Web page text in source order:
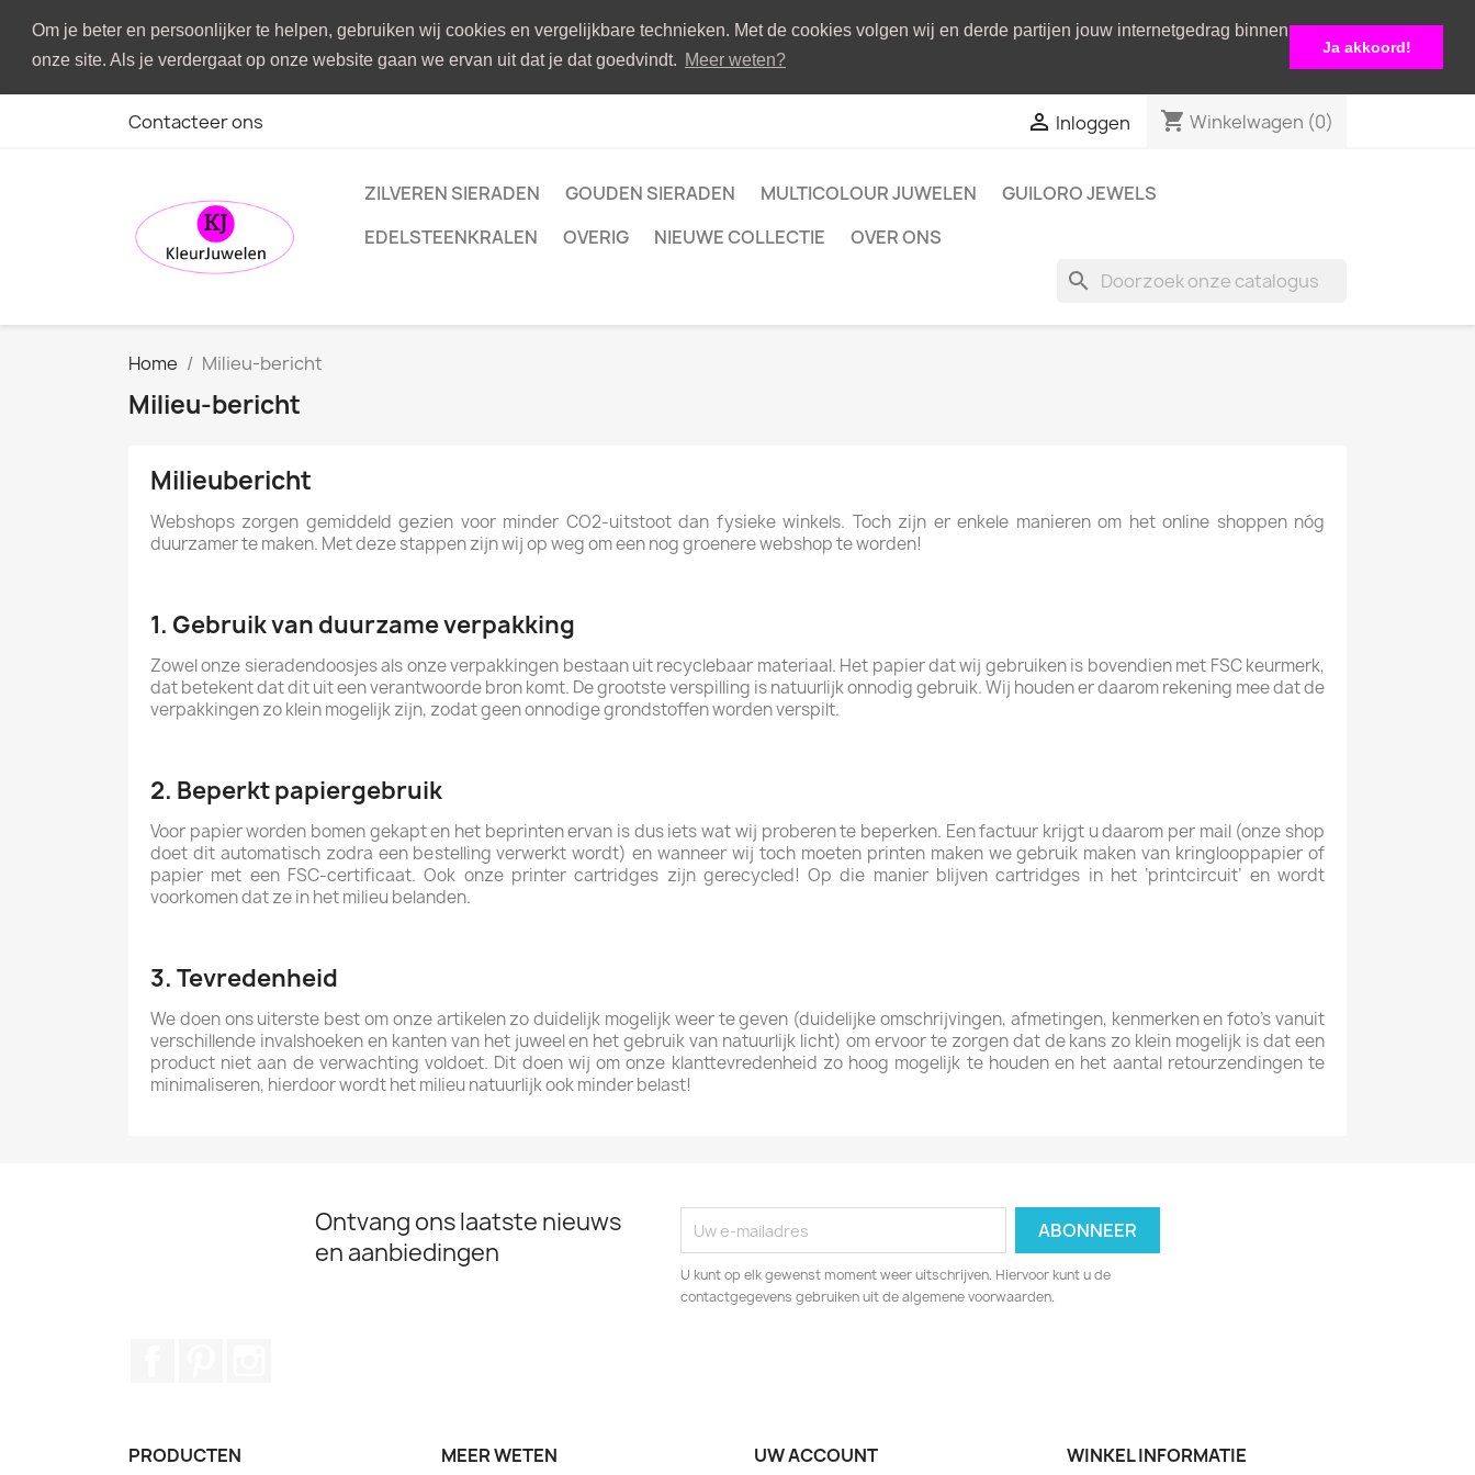
Om je beter en persoonlijker te helpen, gebruiken wij cookies en vergelijkbare technieken. Met de cookies volgen wij en derde partijen jouw internetgedrag binnen
onze site. Als je verdergaat op onze website gaan we ervan uit dat je dat goedvindt. Meer weten?
Ja akkoord!
Contacteer ons  Inloggen shopping_cart Winkelwagen (0)
ZILVEREN SIERADEN GOUDEN SIERADEN MULTICOLOUR JUWELEN
GUILORO JEWELS
EDELSTEENKRALEN
OVERIG NIEUWE COLLECTIE OVER ONS
search
Home Milieu-bericht
Milieu-bericht
Milieubericht
Webshops zorgen gemiddeld gezien voor minder CO2-uitstoot dan fysieke winkels. Toch zijn er enkele manieren om het online shoppen nóg
duurzamer te maken. Met deze stappen zijn wij op weg om een nog groenere webshop te worden!
1. Gebruik van duurzame verpakking
Zowel onze sieradendoosjes als onze verpakkingen bestaan uit recyclebaar materiaal. Het papier dat wij gebruiken is bovendien met FSC keurmerk,
dat betekent dat dit uit een verantwoorde bron komt. De grootste verspilling is natuurlijk onnodig gebruik. Wij houden er daarom rekening mee dat de
verpakkingen zo klein mogelijk zijn, zodat geen onnodige grondstoffen worden verspilt.
2. Beperkt papiergebruik
Voor papier worden bomen gekapt en het beprinten ervan is dus iets wat wij proberen te beperken. Een factuur krijgt u daarom per mail (onze shop
doet dit automatisch zodra een bestelling verwerkt wordt) en wanneer wij toch moeten printen maken we gebruik maken van kringlooppapier of
papier met een FSC-certificaat. Ook onze printer cartridges zijn gerecycled! Op die manier blijven cartridges in het ‘printcircuit’ en wordt
voorkomen dat ze in het milieu belanden.
3. Tevredenheid
We doen ons uiterste best om onze artikelen zo duidelijk mogelijk weer te geven (duidelijke omschrijvingen, afmetingen, kenmerken en foto’s vanuit
verschillende invalshoeken en kanten van het juweel en het gebruik van natuurlijk licht) om ervoor te zorgen dat de kans zo klein mogelijk is dat een
product niet aan de verwachting voldoet. Dit doen wij om onze klanttevredenheid zo hoog mogelijk te houden en het aantal retourzendingen te
minimaliseren, hierdoor wordt het milieu natuurlijk ook minder belast!
Ontvang ons laatste nieuws
en aanbiedingen
U kunt op elk gewenst moment weer uitschrijven. Hiervoor kunt u de
contactgegevens gebruiken uit de algemene voorwaarden.
PRODUCTEN MEER WETEN UW ACCOUNT WINKEL INFORMATIE